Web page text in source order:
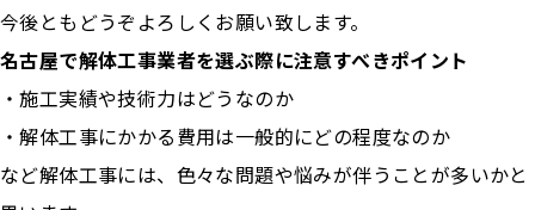
今後ともどうぞよろしくお願い致します。
名古屋で解体工事業者を選ぶ際に注意すべきポイント
・施工実績や技術力はどうなのか
・解体工事にかかる費用は一般的にどの程度なのか
など解体工事には、色々な問題や悩みが伴うことが多いかと